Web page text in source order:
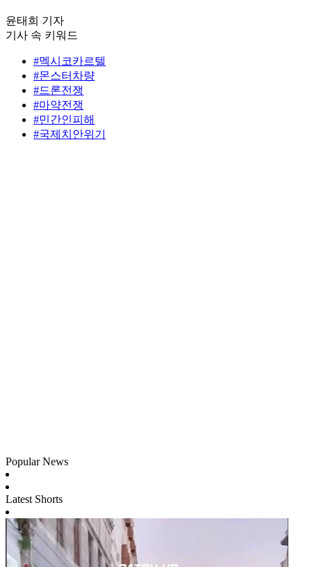
윤태희 기자
기사 속 키워드
#멕시코카르텔
#몬스터차량
#드론전쟁
#마약전쟁
#민간인피해
#국제치안위기
Popular News
Latest Shorts